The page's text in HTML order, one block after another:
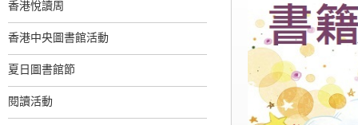
香港悅讀周
香港中央圖書館活動
夏日圖書館節
閱讀活動